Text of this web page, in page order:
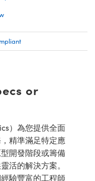
or
）為您提供全面
精準滿足特定應
開發階段或籌備
活的解決方案。
驗豐富的工程師